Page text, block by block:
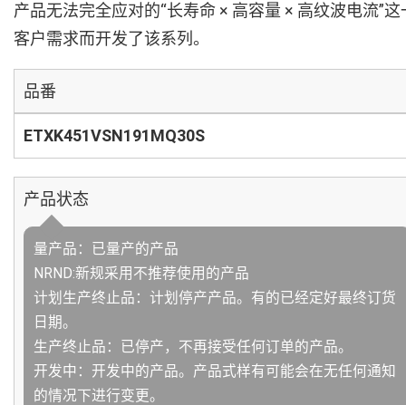
产品无法完全应对的“长寿命 × 高容量 × 高纹波电流”这
客户需求而开发了该系列。
品番
ETXK451VSN191MQ30S
产品状态
量产品：已量产的产品
NRND:新规采用不推荐使用的产品
计划生产终止品：计划停产产品。有的已经定好最终订货
日期。
生产终止品：已停产，不再接受任何订单的产品。
开发中：开发中的产品。产品式样有可能会在无任何通知
的情况下进行变更。